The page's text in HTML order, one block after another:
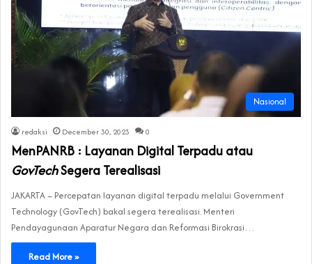
Nasional
redaksi December 30, 2023 0
MenPANRB : Layanan Digital Terpadu atau
GovTechSegera Terealisasi
JAKARTA – Percepatan layanan digital terpadu melalui Government
Technology (GovTech) bakal segera terealisasi. Menteri
Pendayagunaan Aparatur Negara dan Reformasi Birokrasi…
Read More »